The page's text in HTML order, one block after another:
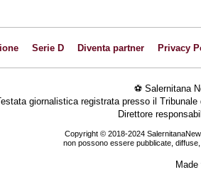
Serie D Diventa partner Privacy
⚽ Salernitana
giornalistica registrata presso il
Direttore
Copyright © 2018-2024
non possono essere pubblicate,
Made